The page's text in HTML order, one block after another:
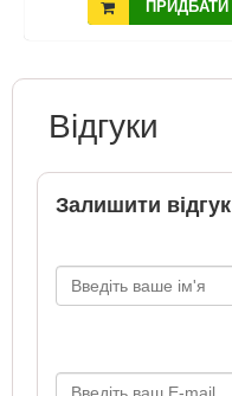
ПРИДБАТИ
Відгуки
Залишити відгук